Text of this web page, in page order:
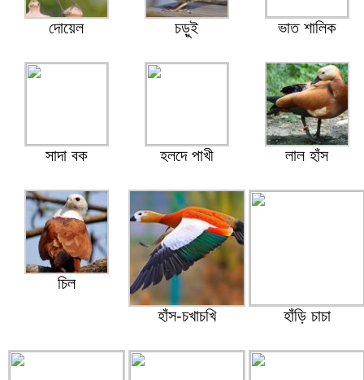
দোয়েল চড়ুই ভাত শালিক
সাদা বক হলদে পাখী লাল হাঁস
চিল
হাঁস-চখাচখি
হাঁড়ি চাচা